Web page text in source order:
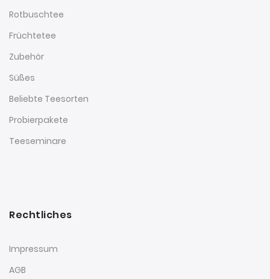
Rotbuschtee
Früchtetee
Zubehör
Süßes
Beliebte Teesorten
Probierpakete
Teeseminare
Rechtliches
Impressum
AGB